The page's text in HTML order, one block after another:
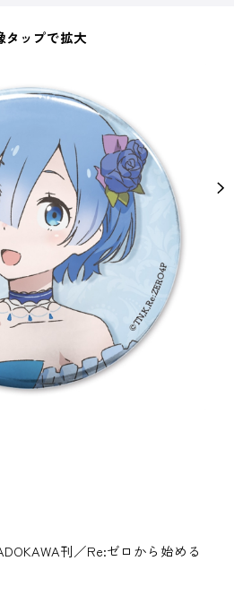
タップで拡大
刊／Re:ゼロから始める